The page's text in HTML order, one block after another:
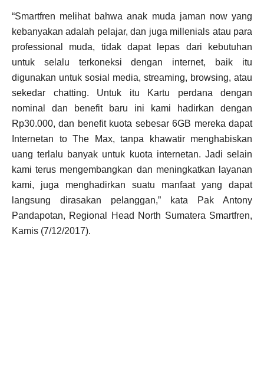
“Smartfren melihat bahwa anak muda jaman now yang
kebanyakan adalah pelajar, dan juga millenials atau para
professional muda, tidak dapat lepas dari kebutuhan
untuk selalu terkoneksi dengan internet, baik itu
digunakan untuk sosial media, streaming, browsing, atau
sekedar chatting. Untuk itu Kartu perdana dengan
nominal dan benefit baru ini kami hadirkan dengan
Rp30.000, dan benefit kuota sebesar 6GB mereka dapat
Internetan to The Max, tanpa khawatir menghabiskan
uang terlalu banyak untuk kuota internetan. Jadi selain
kami terus mengembangkan dan meningkatkan layanan
kami, juga menghadirkan suatu manfaat yang dapat
langsung dirasakan pelanggan,” kata Pak Antony
Pandapotan, Regional Head North Sumatera Smartfren,
Kamis (7/12/2017).